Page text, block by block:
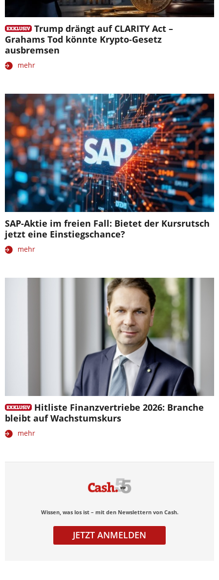
Trump drängt auf CLARITY Act –
Grahams Tod könnte Krypto-Gesetz
ausbremsen
mehr
SAP-Aktie im freien Fall: Bietet der Kursrutsch
jetzt eine Einstiegschance?
mehr
Hitliste Finanzvertriebe 2026: Branche
bleibt auf Wachstumskurs
mehr
Wissen, was los ist – mit den Newslettern von Cash.
JETZT ANMELDEN